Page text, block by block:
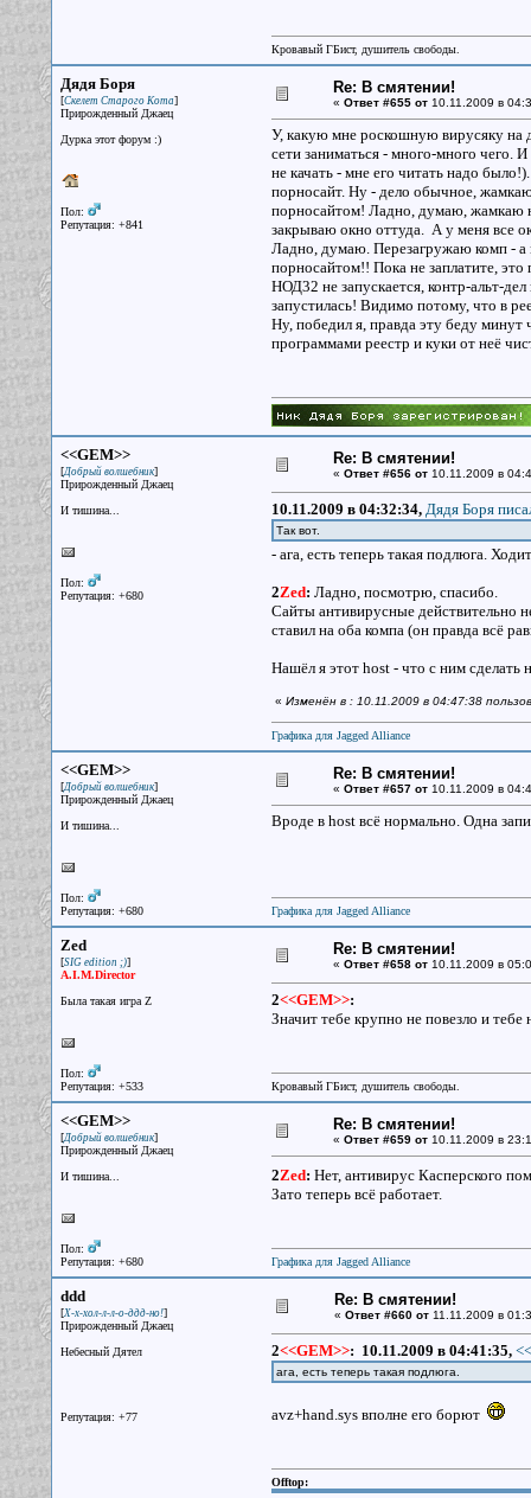
Кровавый ГБист, душитель свободы.
Дядя Боря
[Скелет Старого Кота]
Прирожденный Джаец
Дурка этот форум :)
Пол:
Репутация: +841
Re: В смятении!
« Ответ #655 от10.11.2009 в
У, какую мне роскошную вирусяку на
сети заниматься - много-много чего.
не качать - мне его читать надо
порносайт. Ну - дело обычное,
порносайтом! Ладно, думаю, жамкаю
закрываю окно оттуда. А у меня все
Ладно, думаю. Перезагружаю комп - а
порносайтом!! Пока не заплатите,
НОД32 не запускается, контр-альт-
запустилась! Видимо потому, что в
Ну, победил я, правда эту беду минут
программами реестр и куки от неё
<<GEM>>
[Добрый волшебник]
Прирожденный Джаец
И тишина...
Пол:
Репутация: +680
Re: В смятении!
« Ответ #656 от10.11.2009 в
10.11.2009 в 04:32:34, Дядя Боря
Так вот.
- ага, есть теперь такая подлюга.
2Zed: Ладно, посмотрю, спасибо.
Сайты антивирусные действительно
ставил на оба компа (он правда всё
Нашёл я этот host - что с ним сделать
« Изменён в : 10.11.2009 в 04:47:38
Графика для Jagged Alliance
<<GEM>>
[Добрый волшебник]
Прирожденный Джаец
И тишина...
Пол:
Репутация: +680
Re: В смятении!
« Ответ #657 от10.11.2009 в
Вроде в host всё нормально. Одна
Графика для Jagged Alliance
Zed
[SIG edition ;)]
A.I.M.Director
Была такая игра Z
Пол:
Репутация: +533
Re: В смятении!
« Ответ #658 от10.11.2009 в
2<<GEM>>:
Значит тебе крупно не повезло и
Кровавый ГБист, душитель свободы.
<<GEM>>
[Добрый волшебник]
Прирожденный Джаец
И тишина...
Пол:
Репутация: +680
Re: В смятении!
« Ответ #659 от10.11.2009 в
2Zed: Нет, антивирус Касперского
Зато теперь всё работает.
Графика для Jagged Alliance
ddd
[Х-х-хол-л-л-о-ддд-но!]
Прирожденный Джаец
Небесный Дятел
Репутация: +77
Re: В смятении!
« Ответ #660 от11.11.2009 в
2<<GEM>>: 10.11.2009 в 04:41:35,
ага, есть теперь такая подлюга.
avz+hand.sys вполне его борют
Offtop: